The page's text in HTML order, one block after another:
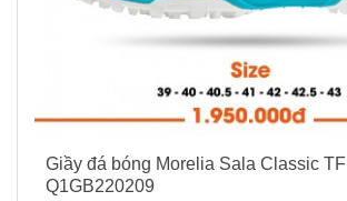
Giầy đá bóng Morelia Sala Classic TF
Q1GB220209